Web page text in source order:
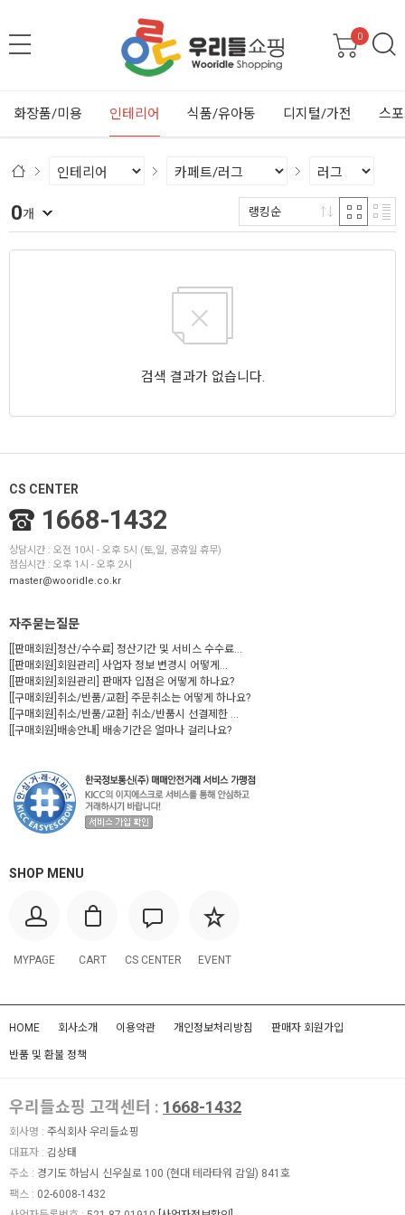
0
화장품/미용 인테리어 식품/유아동 디지털/가전 스
0개 랭킹순
검색 결과가 없습니다.
CS CENTER
1668-1432
상담시간 : 오전 10시 - 오후 5시 (토,일, 공휴일 휴무)
점심시간 : 오후 1시 - 오후 2시
master@wooridle.co.kr
자주묻는질문
[[판매회원]정산/수수료] 정산기간 및 서비스 수수료...
[[판매회원]회원관리] 사업자 정보 변경시 어떻게...
[[판매회원]회원관리] 판매자 입점은 어떻게 하나요?
[[구매회원]취소/반품/교환] 주문취소는 어떻게 하나요?
[[구매회원]취소/반품/교환] 취소/반품시 선결제한 ...
[[구매회원]배송안내] 배송기간은 얼마나 걸리나요?
SHOP MENU
MYPAGE CART CS CENTER EVENT
HOME 회사소개 이용약관 개인정보처리방침 판매자 회원가입
반품 및 환불 정책
우리들쇼핑 고객센터 : 1668-1432
회사명 : 주식회사 우리들쇼핑
대표자 : 김상태
주소 : 경기도 하남시 신우실로 100 (현대 테라타워 감일) 841호
팩스 : 02-6008-1432